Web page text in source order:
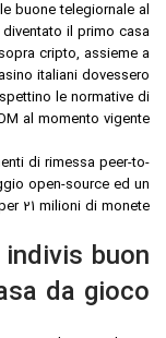
buone telegiornale al
il primo casa
cripto, assieme a
italiani dovessero
le normative di
al momento vigente.
di rimessa peer-to-
open-source ed un
21 milioni di monete.
buon
da gioco?